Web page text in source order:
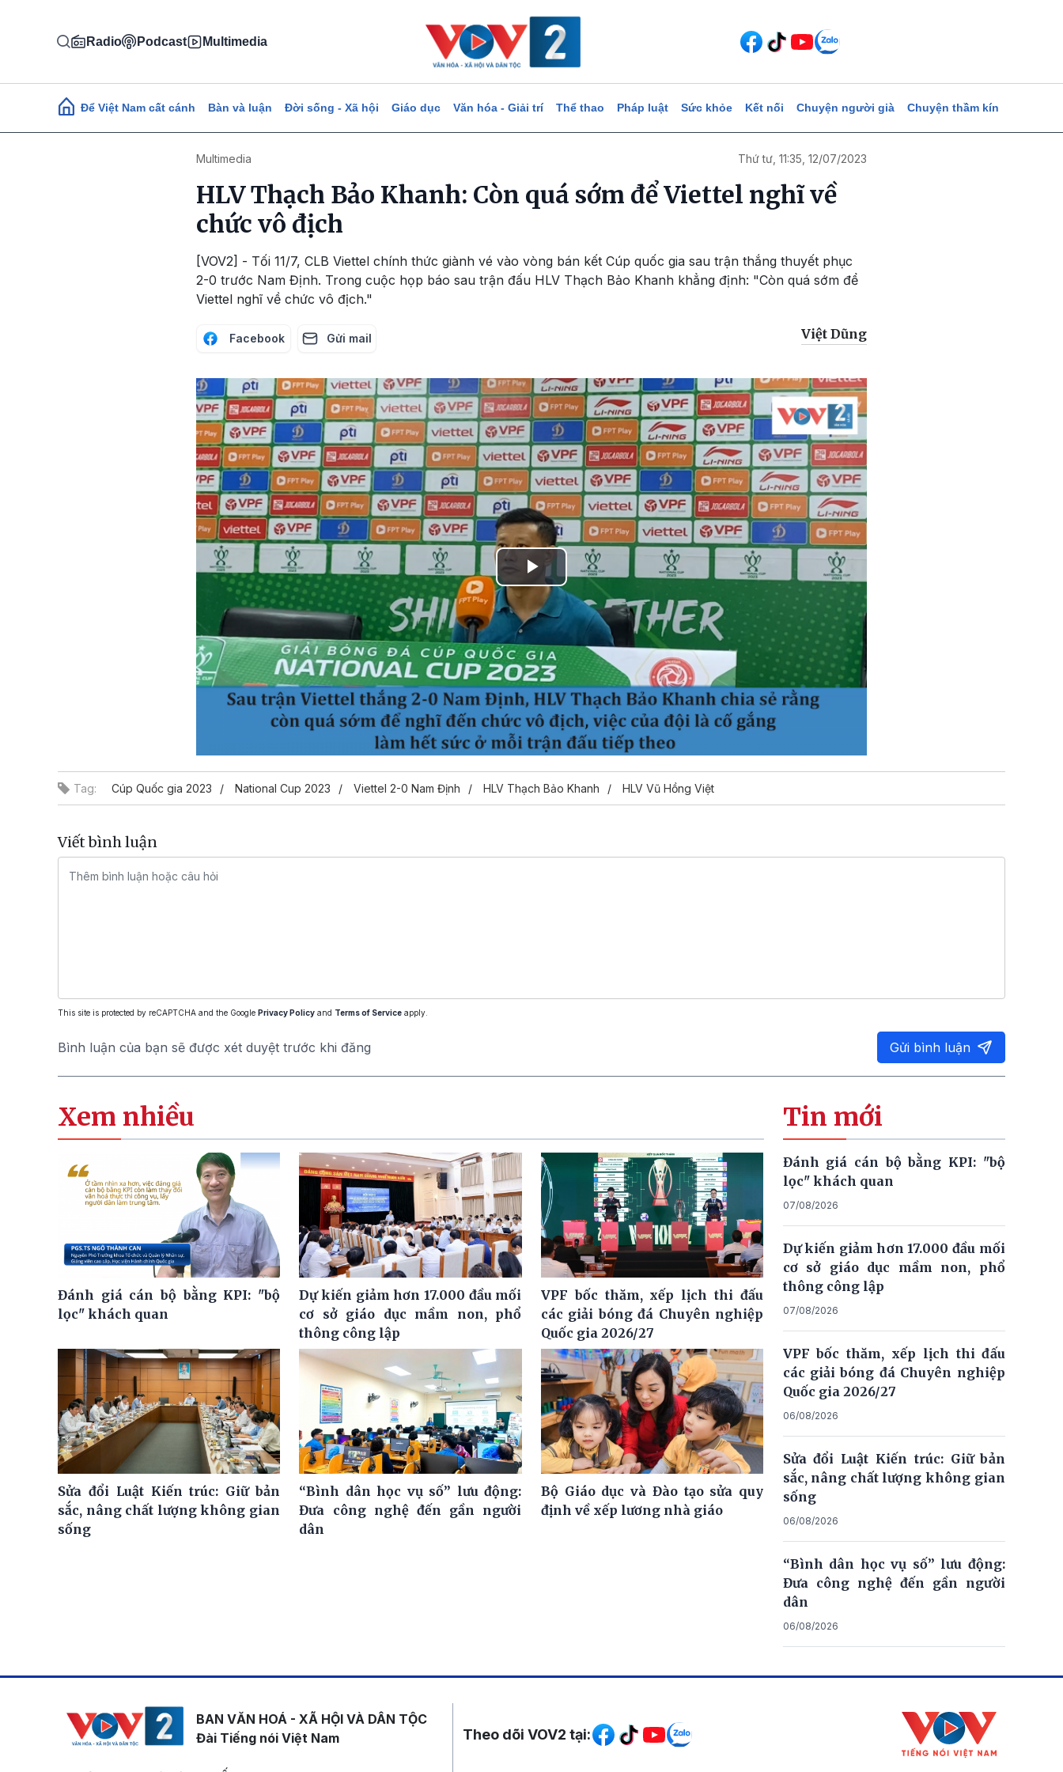
Radio Podcast Multimedia
Main navigation
Để Việt Nam cất cánh Bàn và luận Đời sống - Xã hội Giáo dục Văn hóa - Giải trí Thể thao Pháp luật Sức khỏe Kết nối Chuyện người già Chuyện thầm kín
Multimedia Thứ tư, 11:35, 12/07/2023
HLV Thạch Bảo Khanh: Còn quá sớm để Viettel nghĩ về
chức vô địch
[VOV2] - Tối 11/7, CLB Viettel chính thức giành vé vào vòng bán kết Cúp quốc gia sau trận thắng thuyết phục
2-0 trước Nam Định. Trong cuộc họp báo sau trận đấu HLV Thạch Bảo Khanh khẳng định: "Còn quá sớm để
Viettel nghĩ về chức vô địch."
Facebook Gửi mail Việt Dũng
Play
Video
Tag: Cúp Quốc gia 2023 National Cup 2023 Viettel 2-0 Nam Định HLV Thạch Bảo Khanh HLV Vũ Hồng Việt
Viết bình luận
This site is protected by reCAPTCHA and the Google Privacy Policy and Terms of Service apply.
Bình luận của bạn sẽ được xét duyệt trước khi đăng Gửi bình luận
Xem nhiều
Đánh giá cán bộ bằng KPI: "bộ
lọc" khách quan
Dự kiến giảm hơn 17.000 đầu mối
cơ sở giáo dục mầm non, phổ
thông công lập
VPF bốc thăm, xếp lịch thi đấu
các giải bóng đá Chuyên nghiệp
Quốc gia 2026/27
Sửa đổi Luật Kiến trúc: Giữ bản
sắc, nâng chất lượng không gian
sống
“Bình dân học vụ số” lưu động:
Đưa công nghệ đến gần người
dân
Bộ Giáo dục và Đào tạo sửa quy
định về xếp lương nhà giáo
Tin mới
Đánh giá cán bộ bằng KPI: "bộ
lọc" khách quan
07/08/2026
Dự kiến giảm hơn 17.000 đầu mối
cơ sở giáo dục mầm non, phổ
thông công lập
07/08/2026
VPF bốc thăm, xếp lịch thi đấu
các giải bóng đá Chuyên nghiệp
Quốc gia 2026/27
06/08/2026
Sửa đổi Luật Kiến trúc: Giữ bản
sắc, nâng chất lượng không gian
sống
06/08/2026
“Bình dân học vụ số” lưu động:
Đưa công nghệ đến gần người
dân
06/08/2026
BAN VĂN HOÁ - XÃ HỘI VÀ DÂN TỘC
Đài Tiếng nói Việt Nam
Mạng xã hội
Theo dõi VOV2 tại: